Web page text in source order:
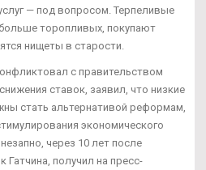
— под вопросом. Терпеливые
торопливых, покупают
нищеты в старости.
с правительством
ставок, заявил, что низкие
стать альтернативой реформам,
экономического
через 10 лет после
получил на пресс-